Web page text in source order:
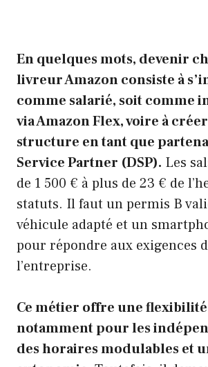
En quelques mots, devenir
livreur Amazon consiste à
comme salarié, soit comme
via Amazon Flex, voire à
structure en tant que
Service Partner (DSP). Les
de 1 500 € à plus de 23 € de
statuts. Il faut un permis B
véhicule adapté et un
pour répondre aux exigences
l’entreprise.
Ce métier offre une
notamment pour les
des horaires modulables et